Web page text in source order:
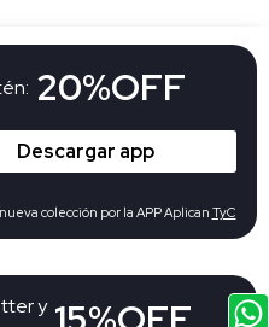
y
20%OFF
Descargar app
colección por la APP Aplican TyC